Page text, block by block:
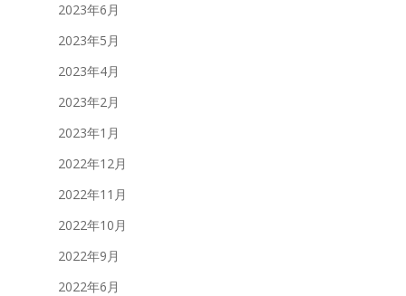
2023年6月
2023年5月
2023年4月
2023年2月
2023年1月
2022年12月
2022年11月
2022年10月
2022年9月
2022年6月